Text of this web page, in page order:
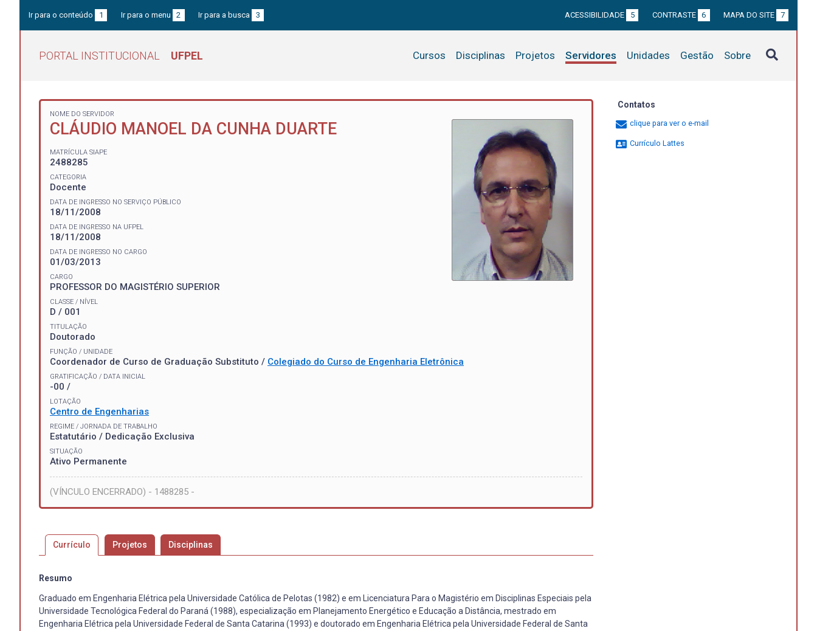
Ir para o conteúdo 1 Ir para o menu 2 Ir para a busca 3 ACESSIBILIDADE 5 CONTRASTE 6 MAPA DO SITE 7
PORTAL INSTITUCIONAL UFPEL Cursos Disciplinas Projetos Servidores Unidades Gestão Sobre
NOME DO SERVIDOR
CLÁUDIO MANOEL DA CUNHA DUARTE
MATRÍCULA SIAPE
2488285
CATEGORIA
Docente
DATA DE INGRESSO NO SERVIÇO PÚBLICO
18/11/2008
DATA DE INGRESSO NA UFPEL
18/11/2008
DATA DE INGRESSO NO CARGO
01/03/2013
CARGO
PROFESSOR DO MAGISTÉRIO SUPERIOR
CLASSE / NÍVEL
D / 001
TITULAÇÃO
Doutorado
FUNÇÃO / UNIDADE
Coordenador de Curso de Graduação Substituto / Colegiado do Curso de Engenharia Eletrônica
GRATIFICAÇÃO / DATA INICIAL
-00 /
LOTAÇÃO
Centro de Engenharias
REGIME / JORNADA DE TRABALHO
Estatutário / Dedicação Exclusiva
SITUAÇÃO
Ativo Permanente
(VÍNCULO ENCERRADO) - 1488285 -
Currículo Projetos Disciplinas
Resumo
Graduado em Engenharia Elétrica pela Universidade Católica de Pelotas (1982) e em Licenciatura Para o Magistério em Disciplinas Especiais pela
Universidade Tecnológica Federal do Paraná (1988), especialização em Planejamento Energético e Educação a Distância, mestrado em
Engenharia Elétrica pela Universidade Federal de Santa Catarina (1993) e doutorado em Engenharia Elétrica pela Universidade Federal de Santa
Contatos
clique para ver o e-mail
Currículo Lattes